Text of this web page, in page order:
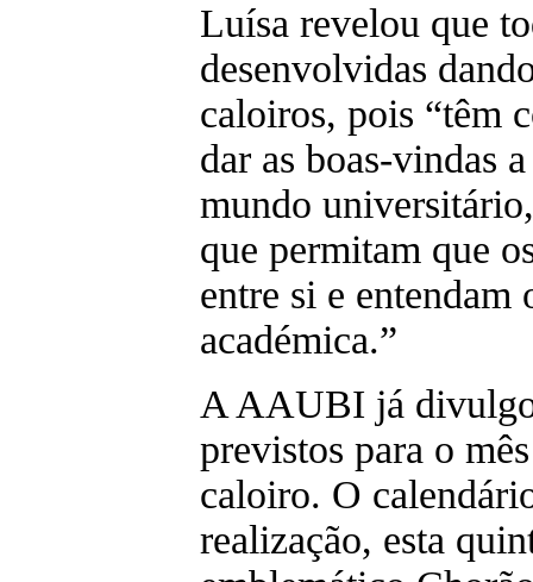
Luísa revelou que
desenvolvidas
caloiros, pois “têm
dar as boas-vindas
mundo
que permitam que
entre si e
académica.”
A AAUBI já
previstos para o
caloiro. O
realização, esta